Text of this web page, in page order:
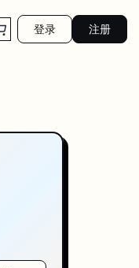
登录 注册